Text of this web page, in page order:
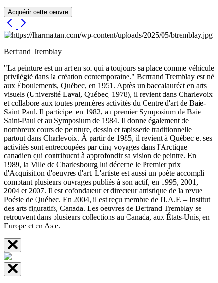
Acquérir cette oeuvre
Bertrand Tremblay
"La peinture est un art en soi qui a toujours sa place comme véhicule
privilégié dans la création contemporaine." Bertrand Tremblay est né
aux Éboulements, Québec, en 1951. Après un baccalauréat en arts
visuels (Université Laval, Québec, 1978), il revient dans Charlevoix
et collabore aux toutes premières activités du Centre d'art de Baie-
Saint-Paul. Il participe, en 1982, au premier Symposium de Baie-
Saint-Paul et au Symposium de 1984. Il donne également de
nombreux cours de peinture, dessin et tapisserie traditionnelle
partout dans Charlevoix. À partir de 1985, il revient à Québec et ses
activités sont entrecoupées par cinq voyages dans l'Arctique
canadien qui contribuent à approfondir sa vision de peintre. En
1989, la Ville de Charlesbourg lui décerne le Premier prix
d'Acquisition d'oeuvres d'art. L'artiste est aussi un poète accompli
comptant plusieurs ouvrages publiés à son actif, en 1995, 2001,
2004 et 2007. Il est cofondateur et directeur artistique de la revue
Poésie de Québec. En 2004, il est reçu membre de l'I.A.F. – Institut
des arts figuratifs, Canada. Les oeuvres de Bertrand Tremblay se
retrouvent dans plusieurs collections au Canada, aux États-Unis, en
Europe et en Asie.